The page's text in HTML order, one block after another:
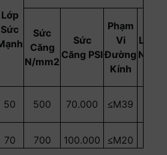
118 159 218 287
234 307
250 327
266 347
Lớp
Sức
Sức
Căng
N/mm2
Sức
Căng PSI
Phạm
Vi
Đường
Kính
Lực
N/
50 500 70.000 ≤M39
70 700 100.000 ≤M20